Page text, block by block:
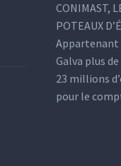
CONIMAST,
POTEAUX
Appartenant
Galva plus
23 millions
pour le